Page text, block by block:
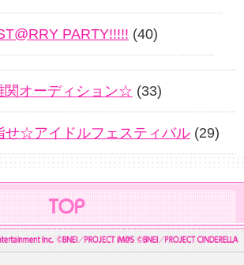
PARTY!!!!! (40)
関オーディション☆ (33)
せ☆アイドルフェスティバル (29)